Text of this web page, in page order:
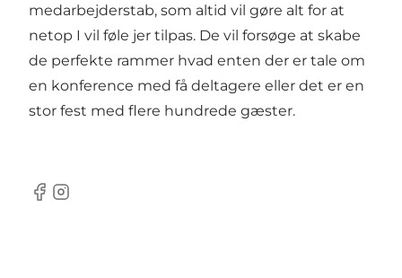
medarbejderstab, som altid vil gøre alt for at
netop I vil føle jer tilpas. De vil forsøge at skabe
de perfekte rammer hvad enten der er tale om
en konference med få deltagere eller det er en
stor fest med flere hundrede gæster.
Facebook
Instagram